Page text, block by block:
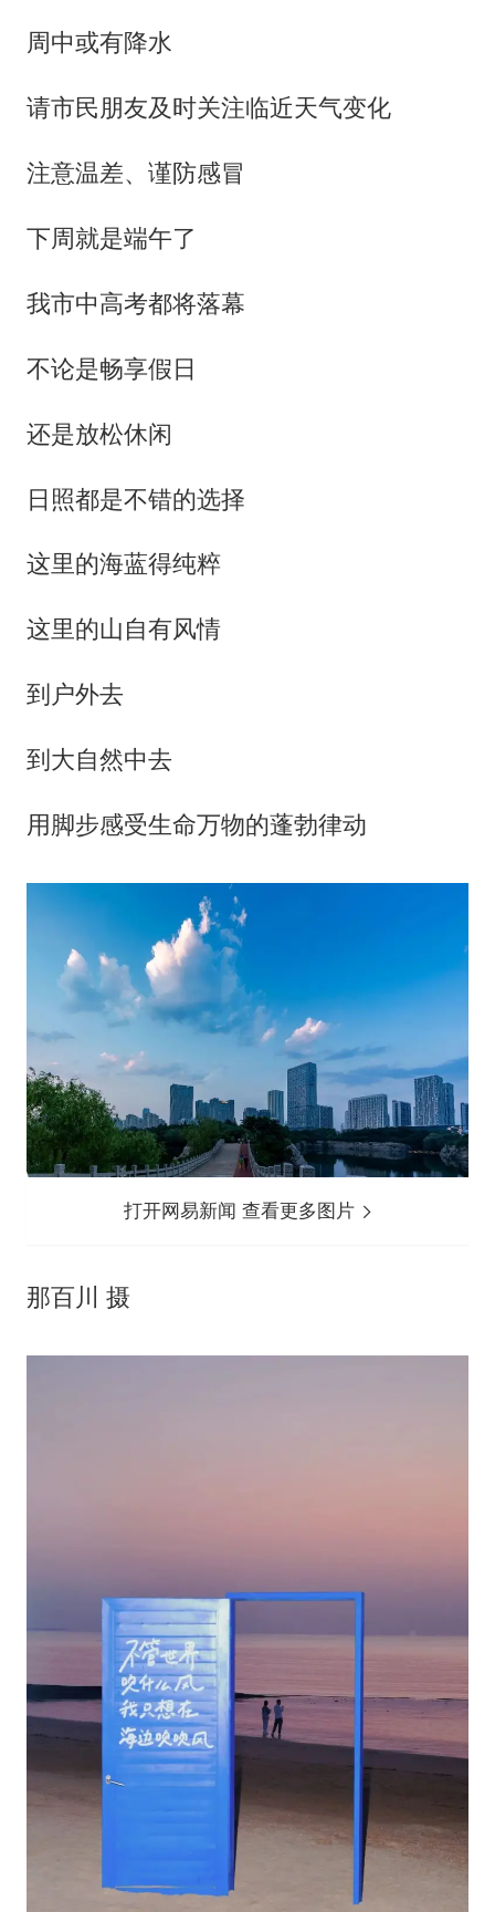
周中或有降水
请市民朋友及时关注临近天气变化
注意温差、谨防感冒
下周就是端午了
我市中高考都将落幕
不论是畅享假日
还是放松休闲
日照都是不错的选择
这里的海蓝得纯粹
这里的山自有风情
到户外去
到大自然中去
用脚步感受生命万物的蓬勃律动
打开网易新闻 查看更多图片
那百川 摄